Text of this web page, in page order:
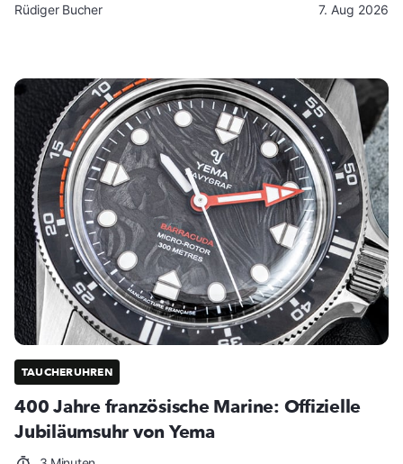
Rüdiger Bucher 7. Aug 2026
TAUCHERUHREN
400 Jahre französische Marine: Offizielle
Jubiläumsuhr von Yema